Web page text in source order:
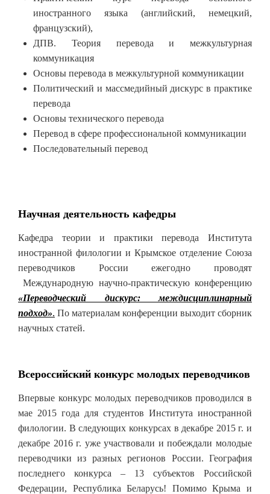
иностранного языка (английский, немецкий,
французский),
ДПВ. Теория перевода и межкультурная
коммуникация
Основы перевода в межкультурной коммуникации
Политический и массмедийный дискурс в практике
перевода
Основы технического перевода
Перевод в сфере профессиональной коммуникации
Последовательный перевод
Научная деятельность кафедры
Кафедра теории и практики перевода Института
иностранной филологии и Крымское отделение Союза
переводчиков России ежегодно проводят
Международную научно-практическую конференцию
«Переводческий дискурс: междисциплинарный
подход». По материалам конференции выходит сборник
научных статей.
Всероссийский конкурс молодых переводчиков
Впервые конкурс молодых переводчиков проводился в
мае 2015 года для студентов Института иностранной
филологии. В следующих конкурсах в декабре 2015 г. и
декабре 2016 г. уже участвовали и побеждали молодые
переводчики из разных регионов России. География
последнего конкурса – 13 субъектов Российской
Федерации, Республика Беларусь! Помимо Крыма и